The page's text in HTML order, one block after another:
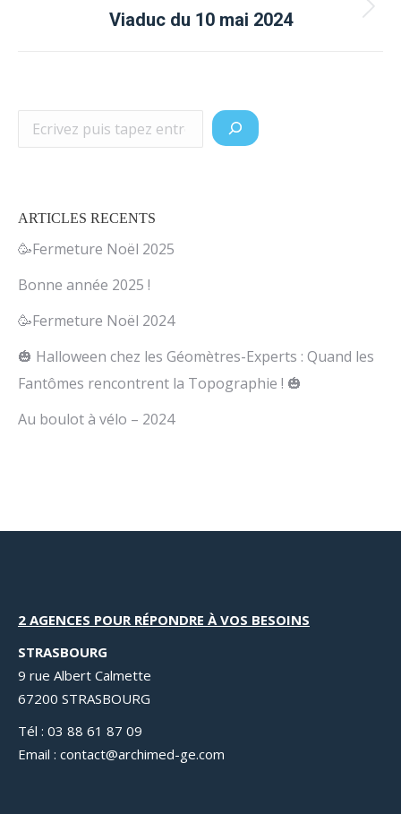
Article
Viaduc du 10 mai 2024
Rechercher
ARTICLES RECENTS
🥳Fermeture Noël 2025
Bonne année 2025 !
🥳Fermeture Noël 2024
🎃 Halloween chez les Géomètres-Experts : Quand les
Fantômes rencontrent la Topographie ! 🎃
Au boulot à vélo – 2024
2 AGENCES POUR RÉPONDRE À VOS BESOINS
STRASBOURG
9 rue Albert Calmette
67200 STRASBOURG
Tél : 03 88 61 87 09
Email : contact@archimed-ge.com